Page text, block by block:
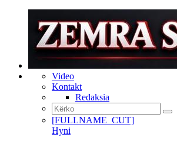
Video
Kontakt
Redaksia
[FULLNAME_CUT]
Hyni